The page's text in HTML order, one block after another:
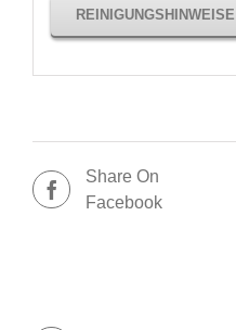
REINIGUNGSHINWEISE
Share On
Facebook